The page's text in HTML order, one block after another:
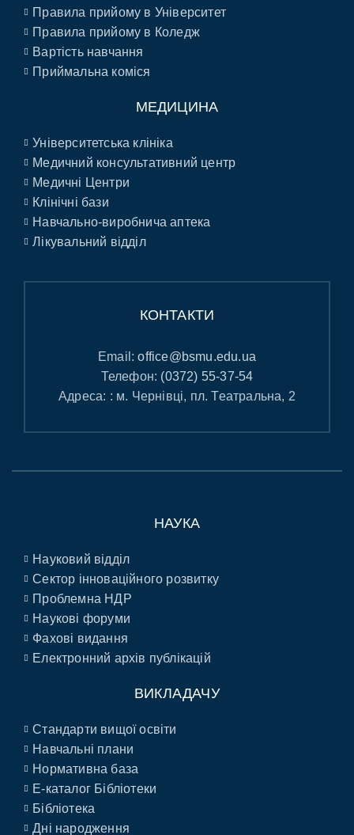
Правила прийому в Університет
Правила прийому в Коледж
Вартість навчання
Приймальна коміся
МЕДИЦИНА
Університетська клініка
Медичний консультативний центр
Медичні Центри
Клінічні бази
Навчально-виробнича аптека
Лікувальний відділ
КОНТАКТИ
Email:office@bsmu.edu.ua
Телефон: (0372) 55-37-54
Адреса: : м. Чернівці, пл. Театральна, 2
НАУКА
Науковий відділ
Сектор інноваційного розвитку
Проблемна НДР
Наукові форуми
Фахові видання
Електронний архів публікацій
ВИКЛАДАЧУ
Стандарти вищої освіти
Навчальні плани
Нормативна база
E-каталог Бібліотеки
Бібліотека
Дні народження